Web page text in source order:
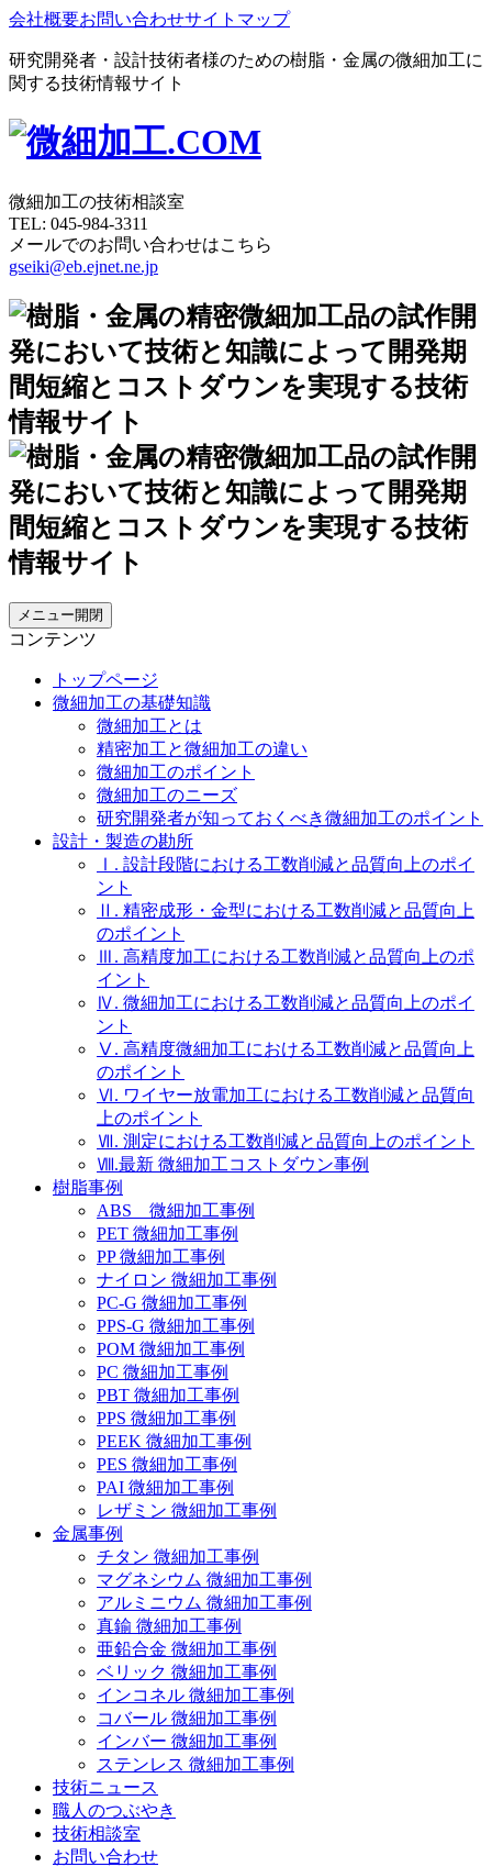
会社概要お問い合わせサイトマップ
研究開発者・設計技術者様のための樹脂・金属の微細加工に
関する技術情報サイト
微細加工の技術相談室
TEL: 045-984-3311
メールでのお問い合わせはこちら
gseiki@eb.ejnet.ne.jp
メニュー開閉
コンテンツ
トップページ
微細加工の基礎知識
微細加工とは
精密加工と微細加工の違い
微細加工のポイント
微細加工のニーズ
研究開発者が知っておくべき微細加工のポイント
設計・製造の勘所
Ⅰ. 設計段階における工数削減と品質向上のポイ
ント
Ⅱ. 精密成形・金型における工数削減と品質向上
のポイント
Ⅲ. 高精度加工における工数削減と品質向上のポ
イント
Ⅳ. 微細加工における工数削減と品質向上のポイ
ント
Ⅴ. 高精度微細加工における工数削減と品質向上
のポイント
Ⅵ. ワイヤー放電加工における工数削減と品質向
上のポイント
Ⅶ. 測定における工数削減と品質向上のポイント
Ⅷ.最新 微細加工コストダウン事例
樹脂事例
ABS 微細加工事例
PET 微細加工事例
PP 微細加工事例
ナイロン 微細加工事例
PC-G 微細加工事例
PPS-G 微細加工事例
POM 微細加工事例
PC 微細加工事例
PBT 微細加工事例
PPS 微細加工事例
PEEK 微細加工事例
PES 微細加工事例
PAI 微細加工事例
レザミン 微細加工事例
金属事例
チタン 微細加工事例
マグネシウム 微細加工事例
アルミニウム 微細加工事例
真鍮 微細加工事例
亜鉛合金 微細加工事例
ベリック 微細加工事例
インコネル 微細加工事例
コバール 微細加工事例
インバー 微細加工事例
ステンレス 微細加工事例
技術ニュース
職人のつぶやき
技術相談室
お問い合わせ